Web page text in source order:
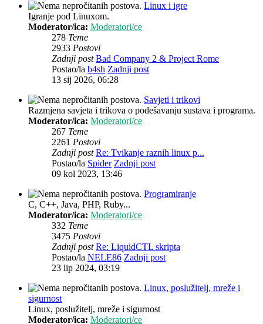
Linux i igre
Igranje pod Linuxom.
Moderator/ica: Moderatori/ce
278 Teme
2933 Postovi
Zadnji post Bad Company 2 & Project Rome
Postao/la b4sh Zadnji post
13 sij 2026, 06:28
Savjeti i trikovi
Razmjena savjeta i trikova o podešavanju sustava i programa.
Moderator/ica: Moderatori/ce
267 Teme
2261 Postovi
Zadnji post Re: Tvikanje raznih linux p...
Postao/la Spider Zadnji post
09 kol 2023, 13:46
Programiranje
C, C++, Java, PHP, Ruby...
Moderator/ica: Moderatori/ce
332 Teme
3475 Postovi
Zadnji post Re: LiquidCTL skripta
Postao/la NELE86 Zadnji post
23 lip 2024, 03:19
Linux, poslužitelj, mreže i
sigurnost
Linux, poslužitelj, mreže i sigurnost
Moderator/ica: Moderatori/ce